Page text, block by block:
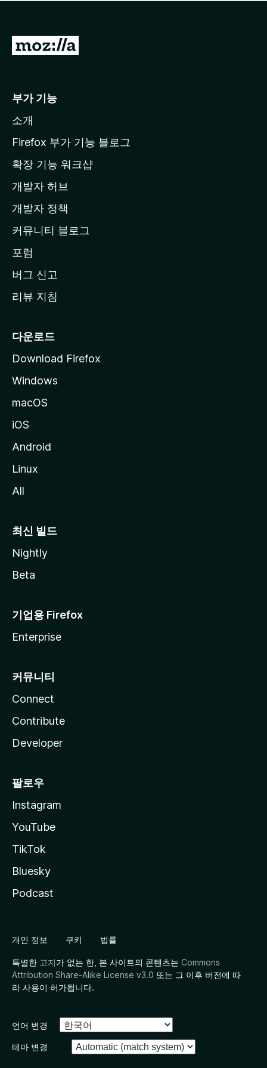
점
습
니
M
l
a
페
이
지
이
동
부가 기능
소개
Firefox 부가 기능 블로그
확장 기능 워크샵
개발자 허브
개발자 정책
커뮤니티 블로그
포럼
버그 신고
리뷰 지침
다운로드
Download Firefox
Windows
macOS
iOS
Android
Linux
All
최신 빌드
Nightly
Beta
기업용 Firefox
Enterprise
커뮤니티
Connect
Contribute
Developer
팔로우
Instagram
YouTube
TikTok
Bluesky
Podcast
개인 정보 쿠키 법률
특별한 고지가 없는 한, 본 사이트의 콘텐츠는 Commons
Attribution Share-Alike License v3.0 또는 그 이후 버전에 따
라 사용이 허가됩니다.
언어 변경
테마 변경